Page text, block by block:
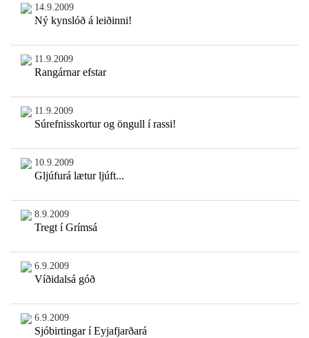
14.9.2009
Ný kynslóð á leiðinni!
11.9.2009
Rangárnar efstar
11.9.2009
Súrefnisskortur og öngull í rassi!
10.9.2009
Gljúfurá lætur ljúft...
8.9.2009
Tregt í Grímsá
6.9.2009
Víðidalsá góð
6.9.2009
Sjóbirtingar í Eyjafjarðará